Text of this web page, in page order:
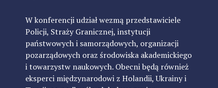
W konferencji udział wezmą przedstawiciele
Policji, Straży Granicznej, instytucji
państwowych i samorządowych, organizacji
pozarządowych oraz środowiska akademickiego
i towarzystw naukowych. Obecni będą również
eksperci międzynarodowi z Holandii, Ukrainy i